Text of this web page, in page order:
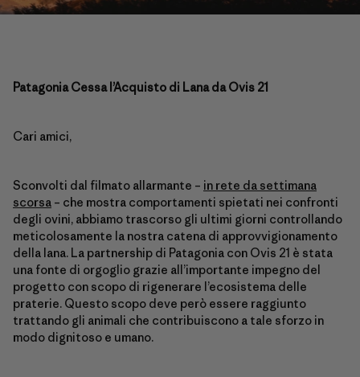
Patagonia Cessa l’Acquisto di Lana da Ovis 21
Cari amici,
Sconvolti dal filmato allarmante – in rete da settimana
scorsa – che mostra comportamenti spietati nei confronti
degli ovini, abbiamo trascorso gli ultimi giorni controllando
meticolosamente la nostra catena di approvvigionamento
della lana. La partnership di Patagonia con Ovis 21 è stata
una fonte di orgoglio grazie all’importante impegno del
progetto con scopo di rigenerare l’ecosistema delle
praterie. Questo scopo deve però essere raggiunto
trattando gli animali che contribuiscono a tale sforzo in
modo dignitoso e umano.